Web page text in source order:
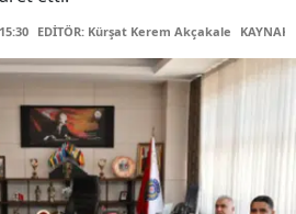
EDİTÖR: Kürşat Kerem Akçakale